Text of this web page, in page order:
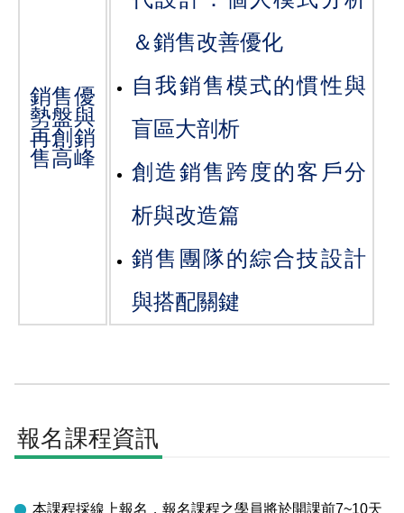
銷售優
勢盤與
再創銷
售高峰
＆銷售改善優化
自我銷售模式的慣性與
盲區大剖析
創造銷售跨度的客戶分
析與改造篇
銷售團隊的綜合技設計
與搭配關鍵
報名課程資訊
本課程採線上報名，報名課程之學員將於開課前7~10天